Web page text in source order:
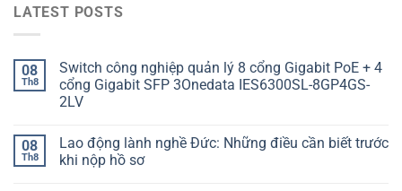
LATEST POSTS
08
Th8
Switch công nghiệp quản lý 8 cổng Gigabit PoE + 4
cổng Gigabit SFP 3Onedata IES6300SL-8GP4GS-
2LV
08
Th8
Lao động lành nghề Đức: Những điều cần biết trước
khi nộp hồ sơ